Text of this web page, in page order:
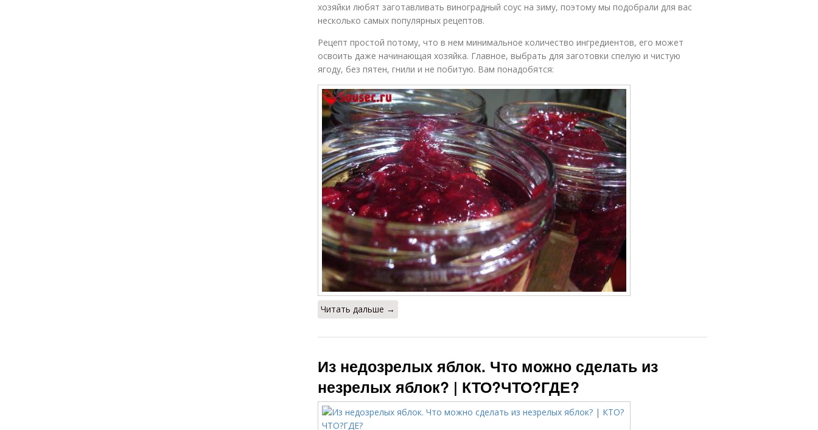
хозяйки любят заготавливать виноградный соус на зиму, поэтому мы подобрали для вас
несколько самых популярных рецептов.
Рецепт простой потому, что в нем минимальное количество ингредиентов, его может
освоить даже начинающая хозяйка. Главное, выбрать для заготовки спелую и чистую
ягоду, без пятен, гнили и не побитую. Вам понадобятся:
Читать дальше →
Из недозрелых яблок. Что можно сделать из
незрелых яблок? | КТО?ЧТО?ГДЕ?